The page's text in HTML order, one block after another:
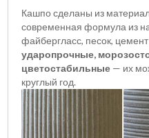
Кашпо сделаны из
современная формула из
файбергласс, песок,
ударопрочные,
цветостабильные — их
круглый год.